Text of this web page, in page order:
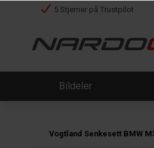
5 Stjerner på Trustpilot
Bildeler
Vogtland Senkesett BMW